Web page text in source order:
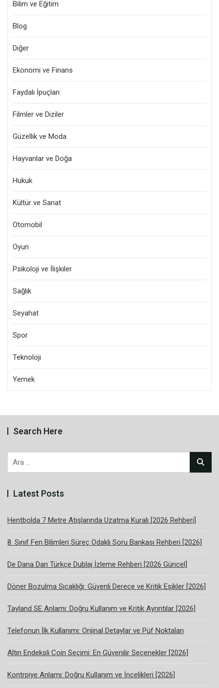
Bilim ve Eğitim
Blog
Diğer
Ekonomi ve Finans
Faydalı İpuçları
Filmler ve Diziler
Güzellik ve Moda
Hayvanlar ve Doğa
Hukuk
Kültür ve Sanat
Otomobil
Oyun
Psikoloji ve İlişkiler
Sağlık
Seyahat
Spor
Teknoloji
Yemek
Search Here
Arama:
Latest Posts
Hentbolda 7 Metre Atışlarında Uzatma Kuralı [2026 Rehberi]
8. Sınıf Fen Bilimleri Süreç Odaklı Soru Bankası Rehberi [2026]
De Dana Dan Türkçe Dublaj İzleme Rehberi [2026 Güncel]
Döner Bozulma Sıcaklığı: Güvenli Derece ve Kritik Eşikler [2026]
Tayland SE Anlamı: Doğru Kullanım ve Kritik Ayrıntılar [2026]
Telefonun İlk Kullanımı: Orijinal Detaylar ve Püf Noktaları
Altın Endeksli Coin Seçimi: En Güvenilir Seçenekler [2026]
Kontrpiye Anlamı: Doğru Kullanım ve İncelikleri [2026]